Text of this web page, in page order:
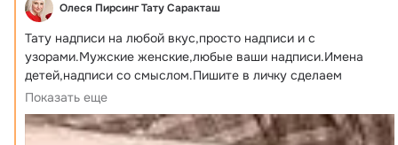
Олеся Пирсинг Тату Саракташ
Тату надписи на любой вкус,просто надписи и с
узорами.Мужские женские,любые ваши надписи.Имена
детей,надписи со смыслом.Пишите в личку сделаем
надпись на любой вкус.
Показать еще